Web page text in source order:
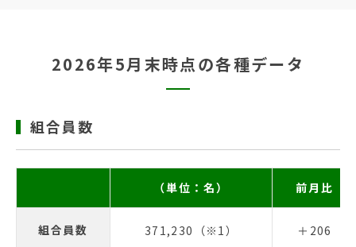
2026年5月末時点の各種データ
組合員数
（単位：名） 前月比
組合員数 371,230（※1） ＋206